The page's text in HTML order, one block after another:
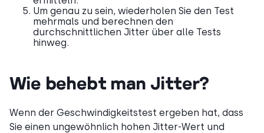
Um genau zu sein, wiederholen Sie den Test
mehrmals und berechnen den
durchschnittlichen Jitter über alle Tests
hinweg.
Wie behebt man Jitter?
Wenn der Geschwindigkeitstest ergeben hat, dass
Sie einen ungewöhnlich hohen Jitter-Wert und